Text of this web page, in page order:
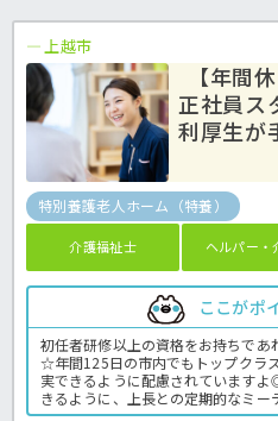
上越市
【年間
正社員ス
利厚生が
特別養護老人ホーム（特養）
介護福祉士 ヘルパー・
ここがポ
初任者研修以上の資格をお持ちであ
☆年間125日の市内でもトップクラ
実できるように配慮されています
きるように、上長との定期的なミー
の介護ができる職場で一緒に働き